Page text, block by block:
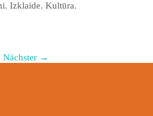
, Izklaide, Kultūra,
Nächster →